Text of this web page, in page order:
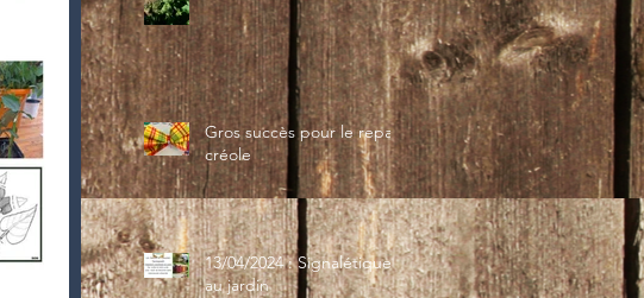
Gros succès pour le repas
créole
13/04/2024 : Signalétique
au jardin